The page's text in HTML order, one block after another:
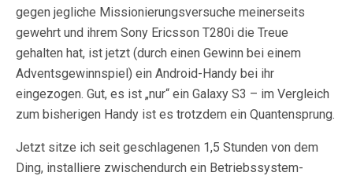
gegen jegliche Missionierungsversuche meinerseits
gewehrt und ihrem Sony Ericsson T280i die Treue
gehalten hat, ist jetzt (durch einen Gewinn bei einem
Adventsgewinnspiel) ein Android-Handy bei ihr
eingezogen. Gut, es ist „nur“ ein Galaxy S3 – im Vergleich
zum bisherigen Handy ist es trotzdem ein Quantensprung.
Jetzt sitze ich seit geschlagenen 1,5 Stunden von dem
Ding, installiere zwischendurch ein Betriebssystem-